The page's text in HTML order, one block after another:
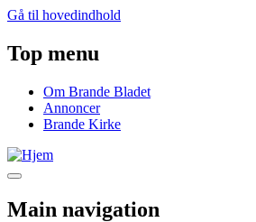
Gå til hovedindhold
Top menu
Om Brande Bladet
Annoncer
Brande Kirke
Main navigation